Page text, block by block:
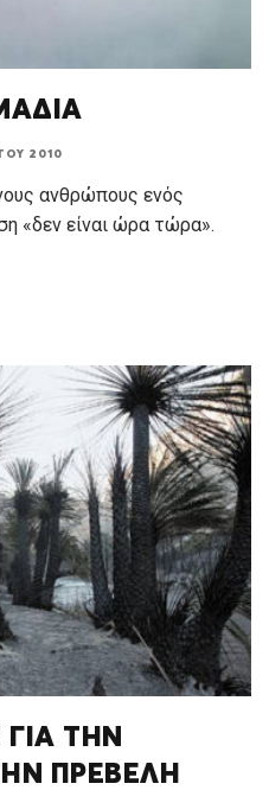
2010
ανθρώπους ενός
«δεν είναι ώρα τώρα».
ΤΗΝ
ΠΡΕΒΕΛΗ